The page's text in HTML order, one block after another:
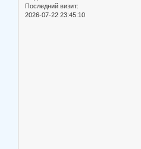
Последний визит:
2026-07-22 23:45:10